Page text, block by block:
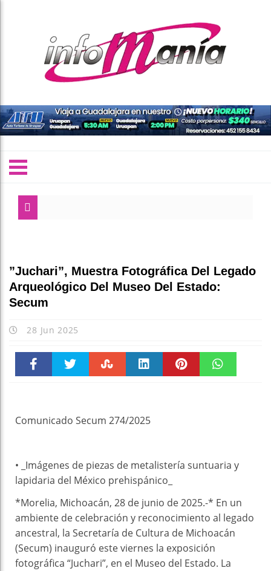
”Juchari”, Muestra Fotográfica Del Legado
Arqueológico Del Museo Del Estado:
Secum
28 Jun 2025
Comunicado Secum 274/2025
• _Imágenes de piezas de metalistería suntuaria y
lapidaria del México prehispánico_
*Morelia, Michoacán, 28 de junio de 2025.-* En un
ambiente de celebración y reconocimiento al legado
ancestral, la Secretaría de Cultura de Michoacán
(Secum) inauguró este viernes la exposición
fotográfica “Juchari”, en el Museo del Estado. La